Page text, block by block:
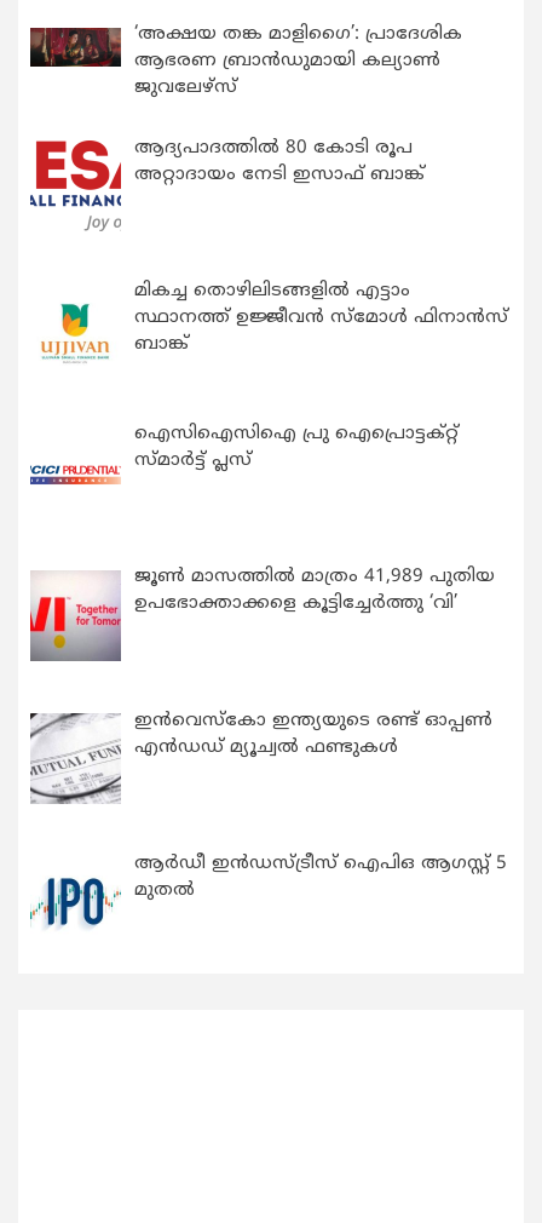
‘അക്ഷയ തങ്ക മാളിഗൈ’: പ്രാദേശിക
ആഭരണ ബ്രാന്‍ഡുമായി കല്യാണ്‍
ജുവലേഴ്‌സ്
ആദ്യപാദത്തിൽ 80 കോടി രൂപ
അറ്റാദായം നേടി ഇസാഫ് ബാങ്ക്
മികച്ച തൊഴിലിടങ്ങളിൽ എട്ടാം
സ്ഥാനത്ത് ഉജ്ജീവൻ സ്മോൾ ഫിനാൻസ്
ബാങ്ക്
ഐസിഐസിഐ പ്രു ഐപ്രൊട്ടക്റ്റ്
സ്മാർട്ട് പ്ലസ്
ജൂൺ മാസത്തിൽ മാത്രം 41,989 പുതിയ
ഉപഭോക്താക്കളെ കൂട്ടിച്ചേർത്തു ‘വി’
ഇന്‍വെസ്കോ ഇന്ത്യയുടെ രണ്ട് ഓപ്പണ്‍
എന്‍ഡഡ് മ്യൂച്വല്‍ ഫണ്ടുകള്‍
ആർഡീ ഇൻഡസ്ട്രീസ് ഐപിഒ ആഗസ്റ്റ് 5
മുതൽ